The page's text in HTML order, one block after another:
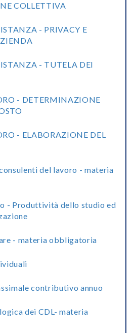
COLLETTIVA
- PRIVACY E
- TUTELA DEI
- DETERMINAZIONE
- ELABORAZIONE DEL
del lavoro - materia
- Produttività dello studio ed
- materia obbligatoria
contributivo annuo
dei CDL- materia